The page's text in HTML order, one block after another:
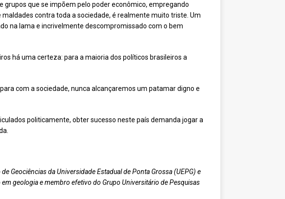
que se impõem pelo poder econômico, empregando
contra toda a sociedade, é realmente muito triste. Um
na lama e incrivelmente descompromissado com o bem
há uma certeza: para a maioria dos políticos brasileiros a
com a sociedade, nunca alcançaremos um patamar digno e
politicamente, obter sucesso neste país demanda jogar a
Geociências da Universidade Estadual de Ponta Grossa (UEPG) e
geologia e membro efetivo do Grupo Universitário de Pesquisas